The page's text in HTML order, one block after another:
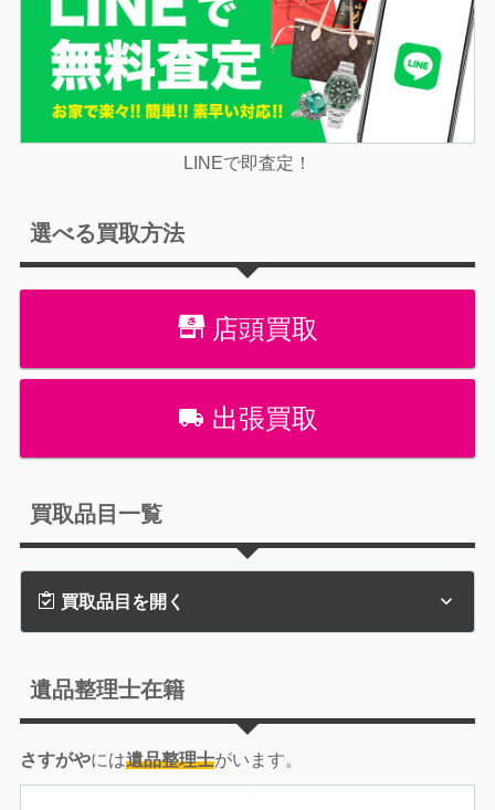
LINEで即査定！
選べる買取方法
店頭買取
出張買取
買取品目一覧
買取品目を開く
遺品整理士在籍
さすがやには遺品整理士がいます。